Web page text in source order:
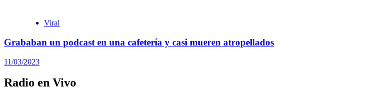
Viral
Grababan un podcast en una cafetería y casi mueren atropellados
11/03/2023
Radio en Vivo